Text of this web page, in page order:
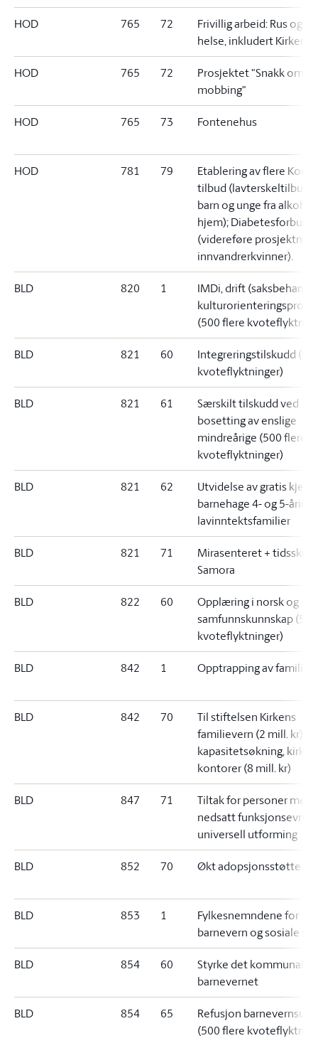
HOD 765 72
Frivillig arbeid: Rus og
helse, inkludert Kirkens
HOD 765 72
Prosjektet "Snakk om
mobbing"
HOD 765 73 Fontenehus
HOD 781 79
Etablering av flere
tilbud (lavterskeltilbud
barn og unge fra
hjem);
(videreføre
innvandrerkvinner).
BLD 820 1
IMDi, drift
(500 flere
BLD 821 60
Integreringstilskudd
kvoteflyktninger)
BLD 821 61
Særskilt tilskudd ved
bosetting av enslige
mindreårige (500 flere
kvoteflyktninger)
BLD 821 62
Utvidelse av gratis
barnehage 4- og 5-
lavinntektsfamilier
BLD 821 71
Mirasenteret +
Samora
BLD 822 60
Opplæring i norsk og
samfunnskunnskap
kvoteflyktninger)
BLD 842 1 Opptrapping av
BLD 842 70
Til stiftelsen Kirkens
familievern (2 mill. kr);
kapasitetsøkning,
kontorer (8 mill. kr)
BLD 847 71
Tiltak for personer med
nedsatt funksjonsevne –
universell utforming
BLD 852 70 Økt adopsjonsstøtte til
BLD 853 1
Fylkesnemndene for
barnevern og sosiale
BLD 854 60
Styrke det kommunale
barnevernet
BLD 854 65
Refusjon
(500 flere